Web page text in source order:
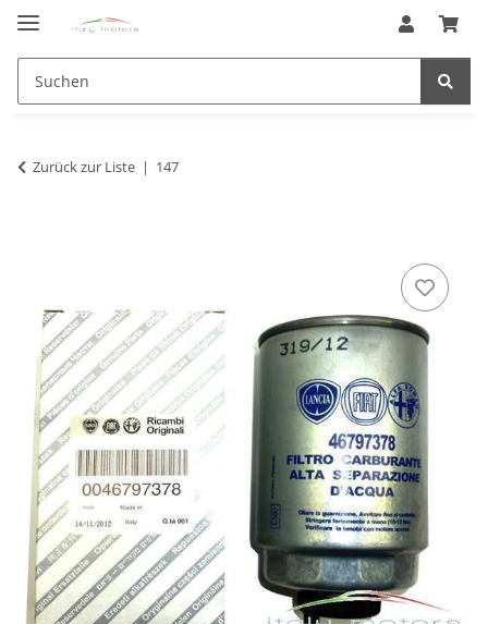
Zurück zur Liste 147